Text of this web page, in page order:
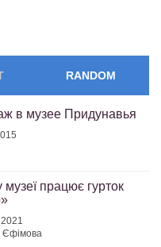
RANDOM
в музее Придунавья
працює гурток
Єфімова